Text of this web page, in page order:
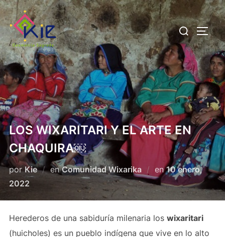
Saltar
al
contenido
Buscar:
LOS WIXARITARI Y EL ARTE EN
CHAQUIRA￼
por Kie enComunidad Wixarika enPublicado
el
10 enero,
2022
Herederos de una sabiduría milenaria los wixaritari
(huicholes) es un pueblo indígena que vive en lo alto